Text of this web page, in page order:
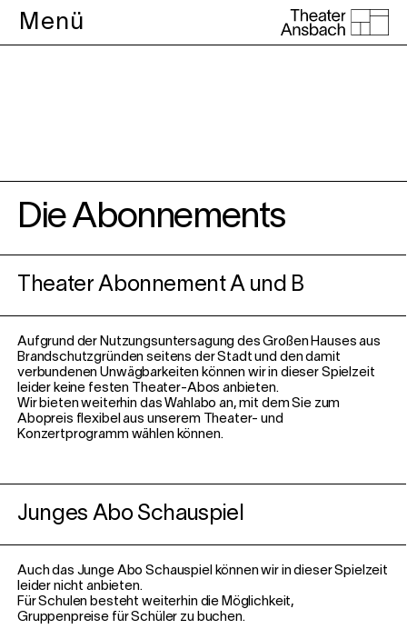
Menü
Die Abonnements
Theater Abonnement A und B
Aufgrund der Nutzungsuntersagung des Großen Hauses aus
Brandschutzgründen seitens der Stadt und den damit
verbundenen Unwägbarkeiten können wir in dieser Spielzeit
leider keine festen Theater-Abos anbieten.
Wir bieten weiterhin das Wahlabo an, mit dem Sie zum
Abopreis flexibel aus unserem Theater- und
Konzertprogramm wählen können.
Junges Abo Schauspiel
Auch das Junge Abo Schauspiel können wir in dieser Spielzeit
leider nicht anbieten.
Für Schulen besteht weiterhin die Möglichkeit,
Gruppenpreise für Schüler zu buchen.